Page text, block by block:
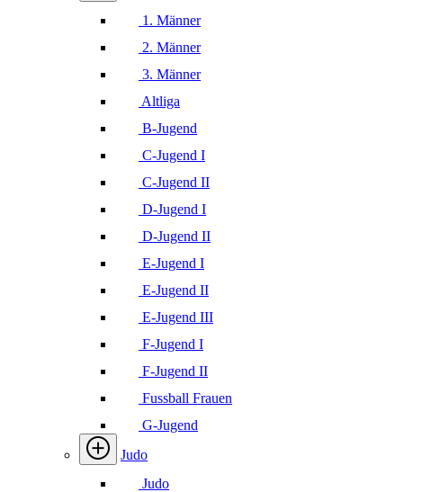
1. Männer
2. Männer
3. Männer
Altliga
B-Jugend
C-Jugend I
C-Jugend II
D-Jugend I
D-Jugend II
E-Jugend I
E-Jugend II
E-Jugend III
F-Jugend I
F-Jugend II
Fussball Frauen
G-Jugend
Judo
Judo